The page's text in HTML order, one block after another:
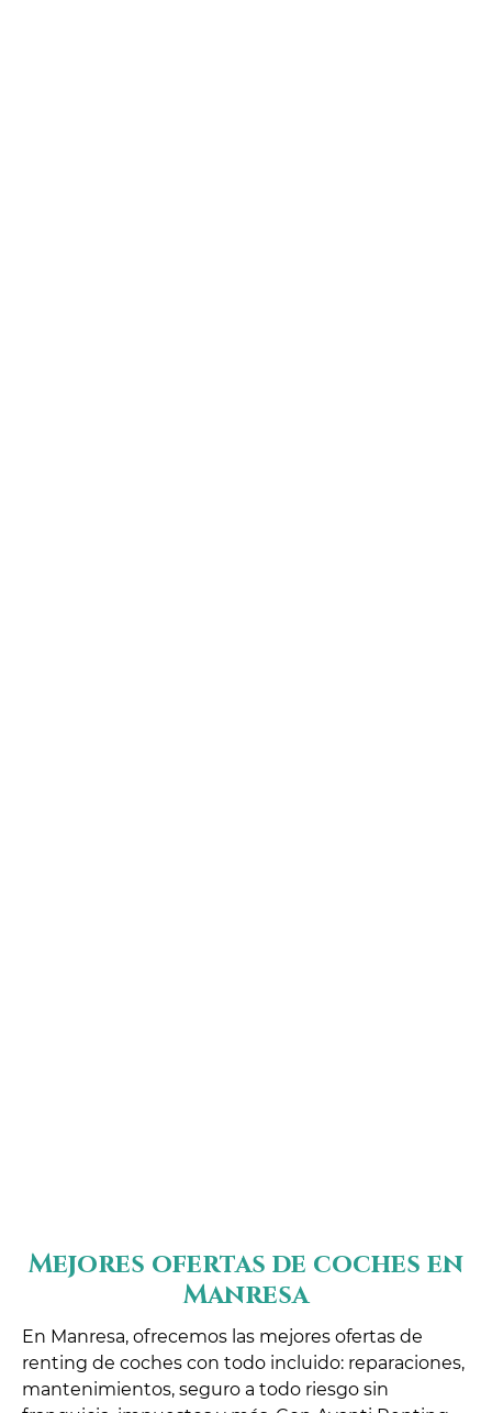
Mejores ofertas de coches en
Manresa
En Manresa, ofrecemos las mejores ofertas de
renting de coches con todo incluido: reparaciones,
mantenimientos, seguro a todo riesgo sin